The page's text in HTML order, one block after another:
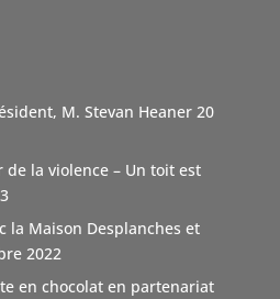
claire : soutenir des causes
environnementales et culturelles
vivement ce soutien,
n'est pas subventionnée
M. Stevan Heaner 20
de la violence – Un toit est
la Maison Desplanches et
2022
en chocolat en partenariat